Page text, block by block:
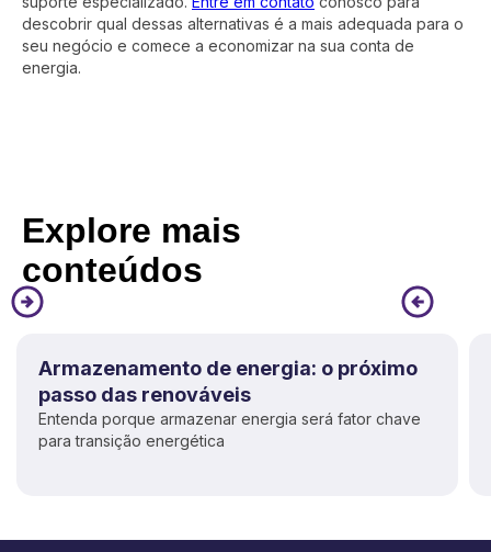
descobrir qual dessas alternativas é a mais adequada para o
seu negócio e comece a economizar na sua conta de
energia.
Explore mais
conteúdos
Armazenamento de energia: o próximo
passo das renováveis
Entenda porque armazenar energia será fator chave
para transição energética